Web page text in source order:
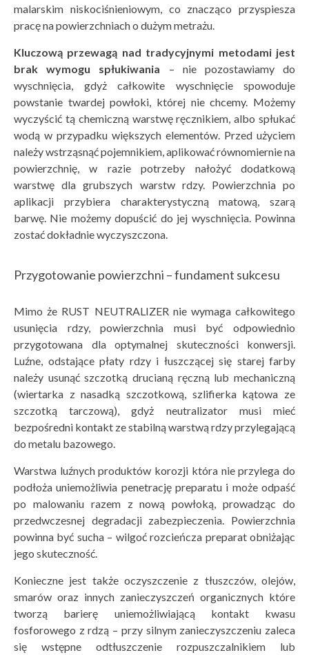
malarskim niskociśnieniowym, co znacząco przyspiesza
pracę na powierzchniach o dużym metrażu.
Kluczową przewagą nad tradycyjnymi metodami jest
brak wymogu spłukiwania – nie pozostawiamy do
wyschnięcia, gdyż całkowite wyschnięcie spowoduje
powstanie twardej powłoki, której nie chcemy. Możemy
wyczyścić tą chemiczną warstwę ręcznikiem, albo spłukać
wodą w przypadku większych elementów. Przed użyciem
należy wstrząsnąć pojemnikiem, aplikować równomiernie na
powierzchnię, w razie potrzeby nałożyć dodatkową
warstwę dla grubszych warstw rdzy. Powierzchnia po
aplikacji przybiera charakterystyczną matową, szarą
barwę. Nie możemy dopuścić do jej wyschnięcia. Powinna
zostać dokładnie wyczyszczona.
Przygotowanie powierzchni – fundament sukcesu
Mimo że RUST NEUTRALIZER nie wymaga całkowitego
usunięcia rdzy, powierzchnia musi być odpowiednio
przygotowana dla optymalnej skuteczności konwersji.
Luźne, odstające płaty rdzy i łuszczącej się starej farby
należy usunąć szczotką drucianą ręczną lub mechaniczną
(wiertarka z nasadką szczotkową, szlifierka kątowa ze
szczotką tarczową), gdyż neutralizator musi mieć
bezpośredni kontakt ze stabilną warstwą rdzy przylegającą
do metalu bazowego.
Warstwa luźnych produktów korozji która nie przylega do
podłoża uniemożliwia penetrację preparatu i może odpaść
po malowaniu razem z nową powłoką, prowadząc do
przedwczesnej degradacji zabezpieczenia. Powierzchnia
powinna być sucha – wilgoć rozcieńcza preparat obniżając
jego skuteczność.
Konieczne jest także oczyszczenie z tłuszczów, olejów,
smarów oraz innych zanieczyszczeń organicznych które
tworzą barierę uniemożliwiającą kontakt kwasu
fosforowego z rdzą – przy silnym zanieczyszczeniu zaleca
się wstępne odtłuszczenie rozpuszczalnikiem lub